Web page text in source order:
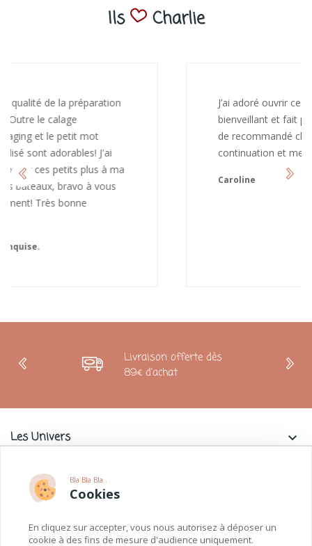
Bla Bla Bla..
Cookies
En cliquez sur accepter, vous nous autorisez à déposer un
cookie à des fins de mesure d'audience uniquement.
Ils Charlie
J’ai adoré ouvrir ce paquet votre message est
bienveillant et fait plaisir. Je ne manquerai pas
de recommandé chez vous. Bonne
continuation et merci à vous.
Caroline
Livraison offerte dès
89€ d'achat
Les Univers
keyboard_arrow_down
Charlie & La Petite Souris
Informations
Paiements